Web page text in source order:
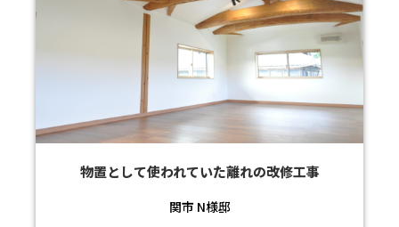
物置として使われていた離れの改修工事
関市 N様邸